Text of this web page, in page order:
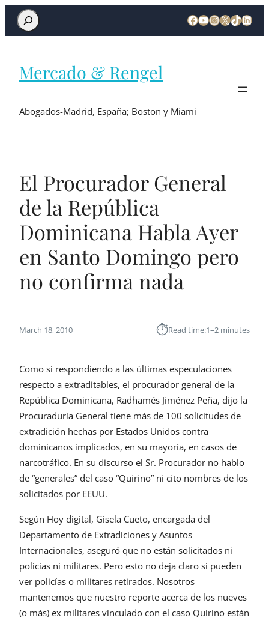
Mercado & Rengel
Abogados-Madrid, España; Boston y Miami
El Procurador General
de la República
Dominicana Habla Ayer
en Santo Domingo pero
no confirma nada
March 18, 2010 ⏱︎Read time:1–2 minutes
Como si respondiendo a las últimas especulaciones
respecto a extraditables, el procurador general de la
República Dominicana, Radhamés Jiménez Peña, dijo la
Procuraduría General tiene más de 100 solicitudes de
extradición hechas por Estados Unidos contra
dominicanos implicados, en su mayoría, en casos de
narcotráfico. En su discurso el Sr. Procurador no hablo
de “generales” del caso “Quirino” ni cito nombres de los
solicitados por EEUU.
Según Hoy digital, Gisela Cueto, encargada del
Departamento de Extradiciones y Asuntos
Internacionales, aseguró que no están solicitados ni
policías ni militares. Pero esto no deja claro si pueden
ver policías o militares retirados. Nosotros
mantenemos que nuestro reporte acerca de los nueves
(o más) ex militares vinculado con el caso Quirino están